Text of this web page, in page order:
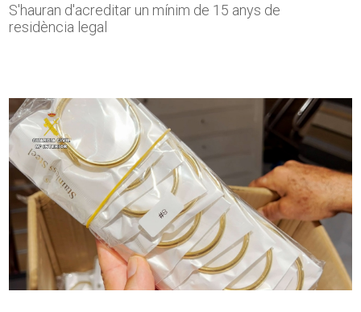
S'hauran d'acreditar un mínim de 15 anys de
residència legal